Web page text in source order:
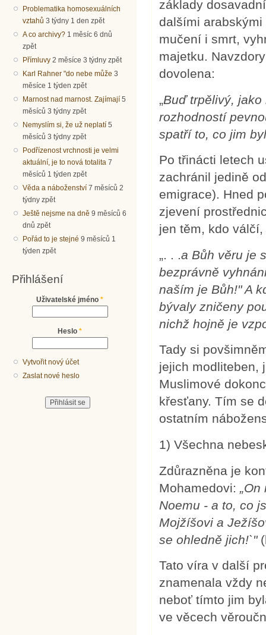
Problematika homosexuálních
vztahů 3 týdny 1 den zpět
A co archivy? 1 měsíc 6 dnů
zpět
Přímluvy 2 měsíce 3 týdny zpět
Karl Rahner "do nebe může 3
měsíce 1 týden zpět
Marnost nad marnost. Zajímají 5
měsíců 3 týdny zpět
Nemyslím si, že už neplatí 5
měsíců 3 týdny zpět
Podřízenost vrchnosti je velmi
aktuální, je to nová totalita 7
měsíců 1 týden zpět
Věda a náboženství 7 měsíců 2
týdny zpět
Ještě nejsme na dně 9 měsíců 6
dnů zpět
Pořád to je stejné 9 měsíců 1
týden zpět
Přihlášení
Uživatelské jméno *
Heslo *
Vytvořit nový účet
Zaslat nové heslo
základy
dalšími
mučení i smrt,
majetku.
dovolena:
„Buď trpělivý,
rozhodností
spatří to, co jim
Po třinácti letech
zachránil jedině
emigrace). Hned
zjevení
jen těm, kdo
„. . .a Bůh věru je
bezprávně
naším je Bůh!" A
bývaly zničeny
nichž hojně je
Tady si
jejich modliteben,
Muslimové
křesťany. Tím se
ostatním
1) Všechna
Zdůrazněna je
Mohamedovi:
Noemu - a to, co
Mojžíšovi a
se ohledně jich!`"
Tato víra v další
znamenala vždy
neboť tímto jim
ve věcech